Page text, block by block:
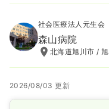
社会医療法人元生会
森山病院
北海道旭川市 /
2026/08/03 更新